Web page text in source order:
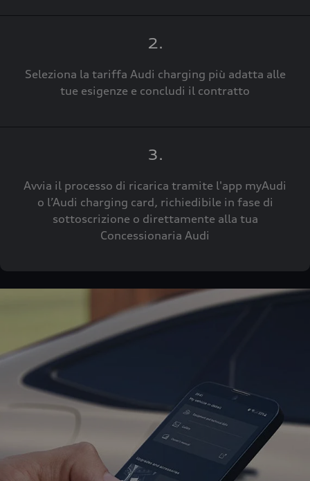
2.
Seleziona la tariffa Audi charging più adatta alle
tue esigenze e concludi il contratto
3.
Avvia il processo di ricarica tramite l'app myAudi
o l’Audi charging card, richiedibile in fase di
sottoscrizione o direttamente alla tua
Concessionaria Audi